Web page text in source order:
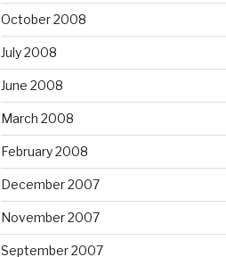
October 2008
July 2008
June 2008
March 2008
February 2008
December 2007
November 2007
September 2007